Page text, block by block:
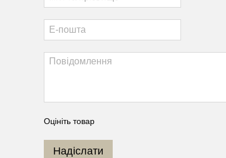
Оцініть товар
Надіслати